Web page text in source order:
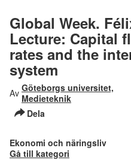
Global Week.
Lecture: Capital
rates and the
system
Av Göteborgs universitet,
Medieteknik
Dela
Ekonomi och näringsliv
Gå till kategori